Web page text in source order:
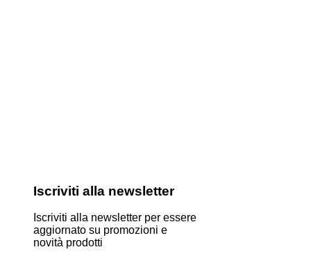
Iscriviti alla newsletter
Iscriviti alla newsletter per essere
aggiornato su promozioni e
novità prodotti